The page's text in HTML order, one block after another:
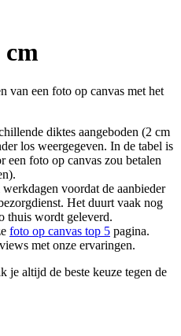
cm
van een foto op canvas met het
diktes aangeboden (2 cm
los weergegeven. In de tabel is
een foto op canvas zou betalen
voordat de aanbieder
Het duurt vaak nog
thuis wordt geleverd.
foto op canvas top 5 pagina.
met onze ervaringen.
je altijd de beste keuze tegen de